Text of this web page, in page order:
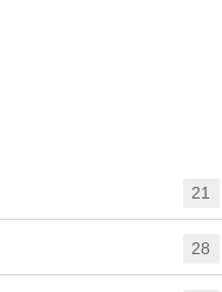
21
28